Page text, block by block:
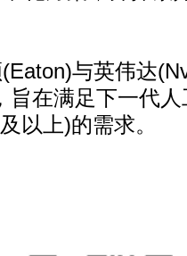
与英伟达
旨在满足下一代
以上)的需求。